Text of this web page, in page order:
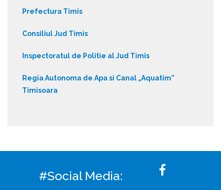
Prefectura Timis
Consiliul Jud Timis
Inspectoratul de Politie al Jud Timis
Regia Autonoma de Apa si Canal „Aquatim”
Timisoara
#Social Media: